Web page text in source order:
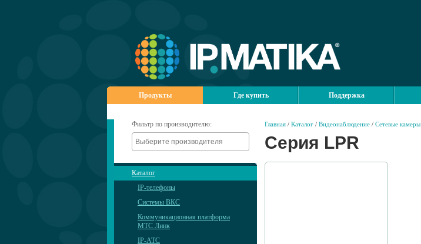
Продукты Где купить Поддержка
Фильтр по производителю:
Каталог
IP-телефоны
Системы ВКС
Коммуникационная платформа
МТС Линк
IP-АТС
Главная / Каталог / Видеонаблюдение / Сетевые камеры
Серия LPR